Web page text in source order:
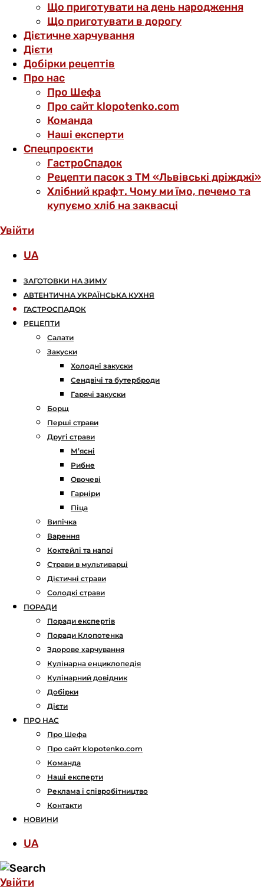
Що приготувати на день народження
Що приготувати в дорогу
Дієтичне харчування
Дієти
Добірки рецептів
Про нас
Про Шефа
Про сайт klopotenko.com
Команда
Наші експерти
Спецпроєкти
ГастроСпадок
Рецепти пасок з ТМ «Львівські дріжджі»
Хлібний крафт. Чому ми їмо, печемо та
купуємо хліб на заквасці
Увійти
UA
ЗАГОТОВКИ НА ЗИМУ
АВТЕНТИЧНА УКРАЇНСЬКА КУХНЯ
ГАСТРОСПАДОК
РЕЦЕПТИ
Салати
Закуски
Холодні закуски
Сендвічі та бутерброди
Гарячі закуски
Борщ
Перші страви
Другі страви
М’ясні
Рибне
Овочеві
Гарніри
Піца
Випічка
Варення
Коктейлі та напої
Страви в мультиварці
Дієтичні страви
Солодкі страви
ПОРАДИ
Поради експертів
Поради Клопотенка
Здорове харчування
Кулінарна енциклопедія
Кулінарний довідник
Добірки
Дієти
ПРО НАС
Про Шефа
Про сайт klopotenko.com
Команда
Наші експерти
Реклама і співробітництво
Контакти
НОВИНИ
UA
Увійти